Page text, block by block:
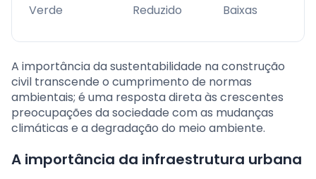
Verde Reduzido Baixas
A importância da sustentabilidade na construção
civil transcende o cumprimento de normas
ambientais; é uma resposta direta às crescentes
preocupações da sociedade com as mudanças
climáticas e a degradação do meio ambiente.
A importância da infraestrutura urbana